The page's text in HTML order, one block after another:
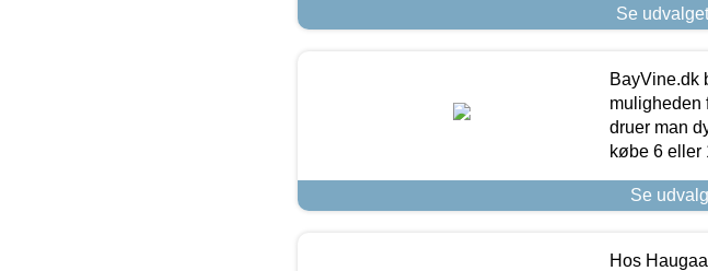
Se
BayVine.dk
muligheden
druer man
købe 6 eller
Se
Hos